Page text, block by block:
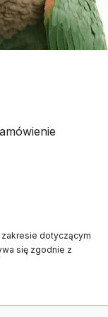
zakresie dotyczącym
się zgodnie z